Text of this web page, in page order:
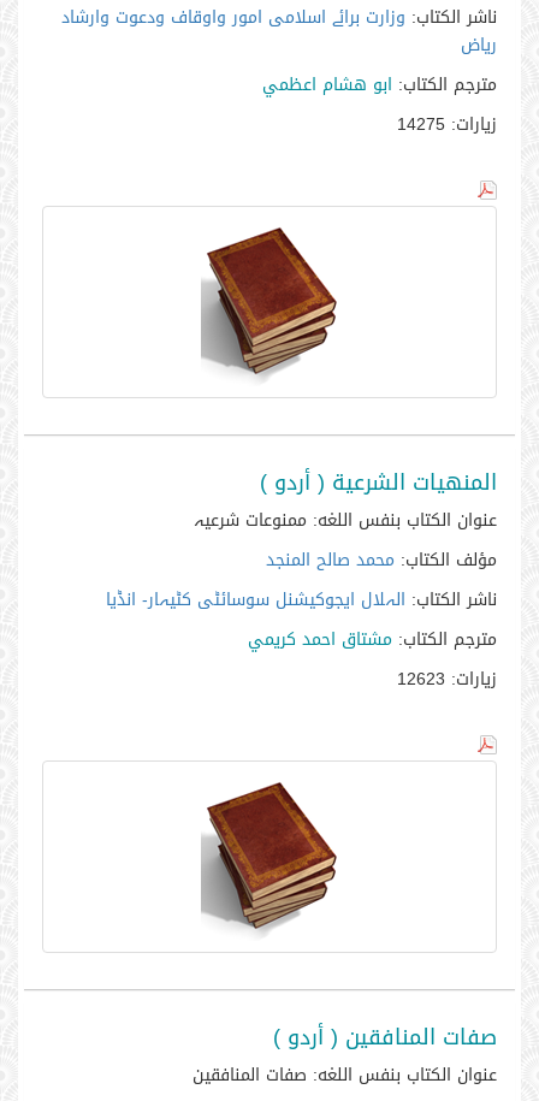
ناشر الكتاب: وزارت برائے اسلامی امور واوقاف ودعوت وارشاد
ریاض
مترجم الكتاب: ابو هشام اعظمي
زيارات:
المنهيات الشرعية ( أردو )
عنوان الكتاب بنفس اللغه: ممنوعات شرعیہ
مؤلف الكتاب: محمد صالح المنجد
ناشر الكتاب: الہلال ایجوکیشنل سوسائٹی کٹیہار- انڈیا
مترجم الكتاب: مشتاق احمد كريمي
زيارات:
صفات المنافقين ( أردو )
عنوان الكتاب بنفس اللغه: صفات المنافقین